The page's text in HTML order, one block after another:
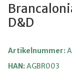
D&D
Artikelnummer:
HAN:AGBR003